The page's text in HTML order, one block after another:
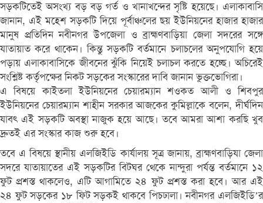
সড়কটিতেই অসংখ্য বড় বড় গর্ত ও খানাখন্দের সৃষ্টি হয়েছে। এলাকাবাসি
জানান, এই মহেশ সড়কটি দিয়ে পূর্বাঞ্চলের ছয় ইউনিয়নের হাজার হাজার
মানুষ প্রতিদিন নবীনগর উপজেলা ও ব্রাহ্মণবাড়িয়া জেলা সদরের সঙ্গে
যাতায়াত করে থাকেন। কিন্তু সড়কটি বর্তমানে চলাচলের অনুপযোগি হয়ে
পড়ায় এলাকাবাসিকে জীবনের ঝুঁকি নিয়েই চলাচল করতে হচ্ছে। অচিরেই
সংশ্লিষ্ট কর্তৃপক্ষের নিকট সড়কের সংস্কারের দাবি জানান ভুক্তভোগিরা।
এ বিষয়ে কাইতলা ইউনিয়নের চেয়ারম্যান শওকত আলী ও শিবপুর
ইউনিয়নের চেয়ারম্যান শাহীন সরকার আজকের কুমিল্লাকে বলেন, দীর্ঘদিন
যাবৎ এই সড়কটি অবস্থা নাজুক হয়ে আছে। তবে আমরা আশা করছি খুব
দ্রুতই এর সংস্কার কাজ শুরু হবে।
তবে এ বিষয়ে স্থানীয় এলজিইডি কার্যালয় সূত্র জানায়, ব্রাহ্মণবাড়িযা জেলা
সদরে যাতায়াতের এই সড়কটির বিটঘর থেকে নান্দুরা পর্যন্ত বর্তমানে ১২
ফুট প্রশস্ত থাকলেও, এটি আগামিতে ২৪ ফুট প্রশস্ত করা হবে। আর এই
২৪ ফুট সড়কের ১৮ ফিট সড়কই থাকবে পিচঢালা। নবীনগর এলজিইডি’র